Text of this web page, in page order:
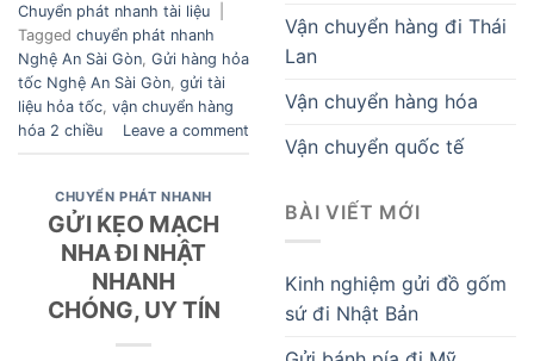
Chuyển phát nhanh tài liệu
Tagged chuyển phát nhanh
Nghệ An Sài Gòn Gửi hàng hỏa
tốc Nghệ An Sài Gòn gửi tài
liệu hỏa tốc vận chuyển hàng
hóa 2 chiều
Leave a comment
CHUYỂN PHÁT NHANH
GỬI KẸO MẠCH
NHA ĐI NHẬT
NHANH
CHÓNG, UY TÍN
Vận chuyển hàng đi Thái
Lan
Vận chuyển hàng hóa
Vận chuyển quốc tế
BÀI VIẾT MỚI
Kinh nghiệm gửi đồ gốm
sứ đi Nhật Bản